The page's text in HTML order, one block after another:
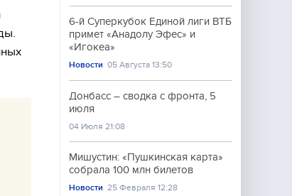
6-й Суперкубок Единой лиги ВТБ
примет «Анадолу Эфес» и
«Игокеа»
Новости 05 Августа 13:50
Донбасс – сводка с фронта, 5
июля
04 Июля 21:08
Мишустин: «Пушкинская карта»
собрала 100 млн билетов
Новости 25 Февраля 12:28